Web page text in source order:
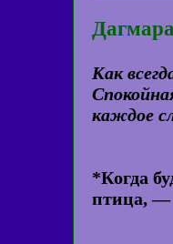
Как
каждое
*Когда
птица, —